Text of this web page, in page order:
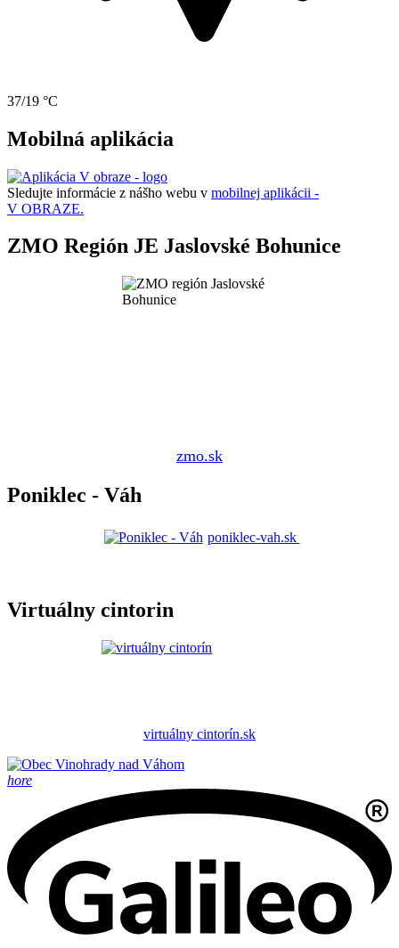
37/19 °C
Mobilná aplikácia
Sledujte informácie z nášho webu v mobilnej aplikácii -
V OBRAZE.
ZMO Región JE Jaslovské Bohunice
zmo.sk
Poniklec - Váh
poniklec-vah.sk
Virtuálny cintorin
virtuálny cintorín.sk
hore